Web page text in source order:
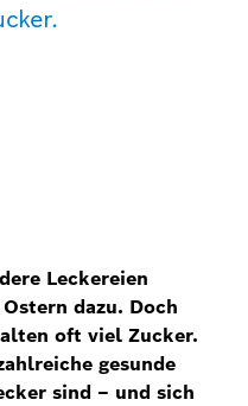
Leckereien
dazu. Doch
oft viel Zucker.
gesunde
sind – und sich